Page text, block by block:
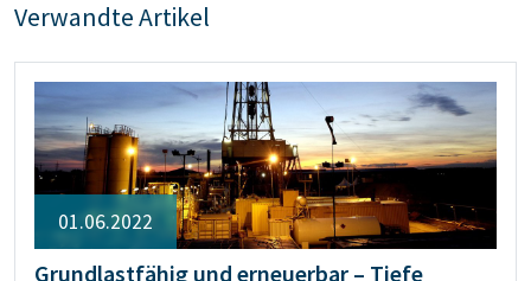
Verwandte Artikel
01.06.2022
Grundlastfähig und erneuerbar – Tiefe